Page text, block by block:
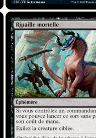
Ripaille mortelle